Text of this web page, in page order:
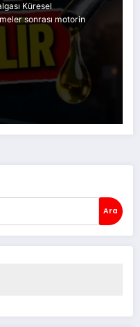
Küresel
sonrası motorin
Ara